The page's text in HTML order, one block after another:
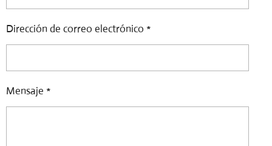
Dirección de correo electrónico *
Mensaje *